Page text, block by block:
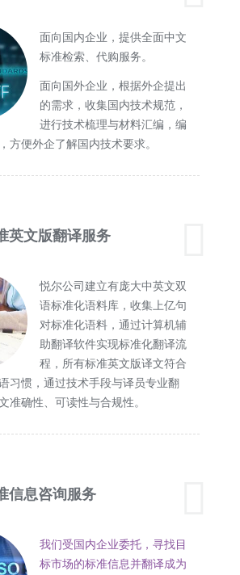
面向国内企业，提供全面中文
标准检索、代购服务。
面向国外企业，根据外企提出
的需求，收集国内技术规范，
进行技术梳理与材料汇编，编
方便外企了解国内技术要求。
英文版翻译服务
悦尔公司建立有庞大中英文双
语标准化语料库，收集上亿句
对标准化语料，通过计算机辅
助翻译软件实现标准化翻译流
程，所有标准英文版译文符合
习惯，通过技术手段与译员专业翻
准确性、可读性与合规性。
信息咨询服务
我们受国内企业委托，寻找目
标市场的标准信息并翻译成为